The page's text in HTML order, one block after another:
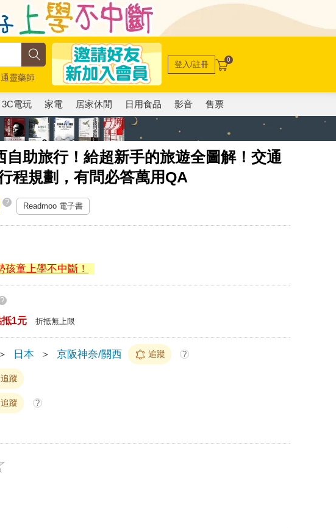
通靈藥師
登入/註冊 0
3C電玩 家電 居家休閒 日用食品 影音 售票
自助旅行！給超新手的旅遊全圖解！交通
程規劃，有問必答萬用QA
? Readmoo 電子書
童上學不中斷！
?
1元 折抵無上限
＞ 日本 ＞ 京阪神奈/關西 追蹤 ?
追蹤
追蹤 ?